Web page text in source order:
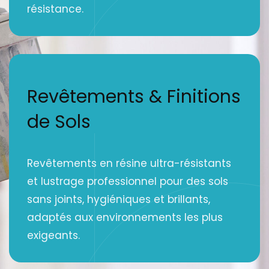
résistance.
Revêtements & Finitions
de Sols
Revêtements en résine ultra-résistants
et lustrage professionnel pour des sols
sans joints, hygiéniques et brillants,
adaptés aux environnements les plus
exigeants.